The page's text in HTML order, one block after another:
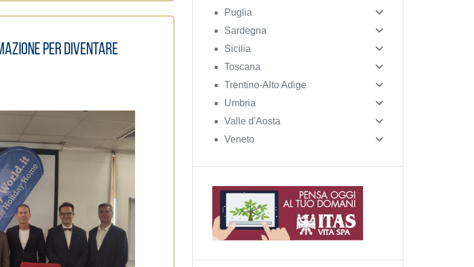
per diventare
Puglia
Sardegna
Sicilia
Toscana
Trentino-Alto Adige
Umbria
Valle d'Aosta
Veneto